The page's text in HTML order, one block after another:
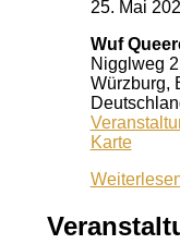
25. Mai
Wuf
Nigglweg 2
Würzburg,
KarteWuf